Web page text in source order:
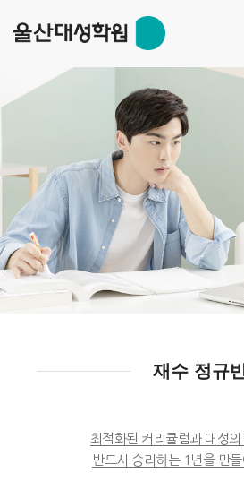
재수 정규
최적화된 커리큘럼과 대성
반드시 승리하는 1년을 만들